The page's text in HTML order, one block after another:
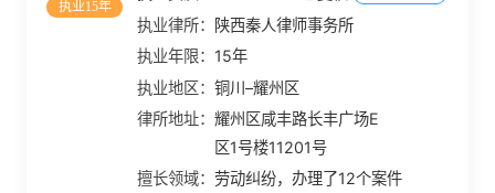
执业15年
执业律所：
陕西秦人律师事务所
执业年限： 15年
执业地区：铜川–耀州区
律所地址：耀州区咸丰路长丰广场E
区1号楼11201号
擅长领域：劳动纠纷，办理了12个案件